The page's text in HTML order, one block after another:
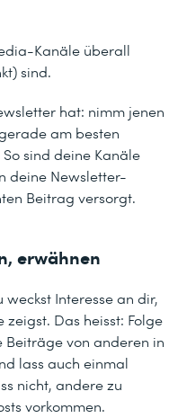
Kanäle überall
sind.
hat: nimm jenen
am besten
sind deine Kanäle
deine Newsletter-
Beitrag versorgt.
erwähnen
Interesse an dir,
Das heisst: Folge
Beiträge von anderen in
lass auch einmal
nicht, andere zu
vorkommen.